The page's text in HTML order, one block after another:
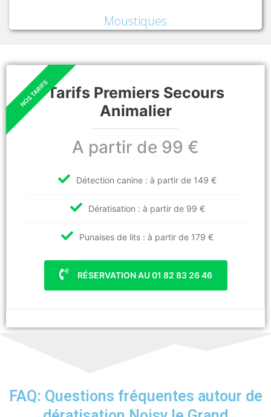
Moustiques
Tarifs Premiers Secours
Animalier
A partir de 99 €
Détection canine : à partir de 149 €
Dératisation : à partir de 99 €
Punaises de lits : à partir de 179 €
RÉSERVATION AU 01 82 83 26 46
FAQ: Questions fréquentes autour de